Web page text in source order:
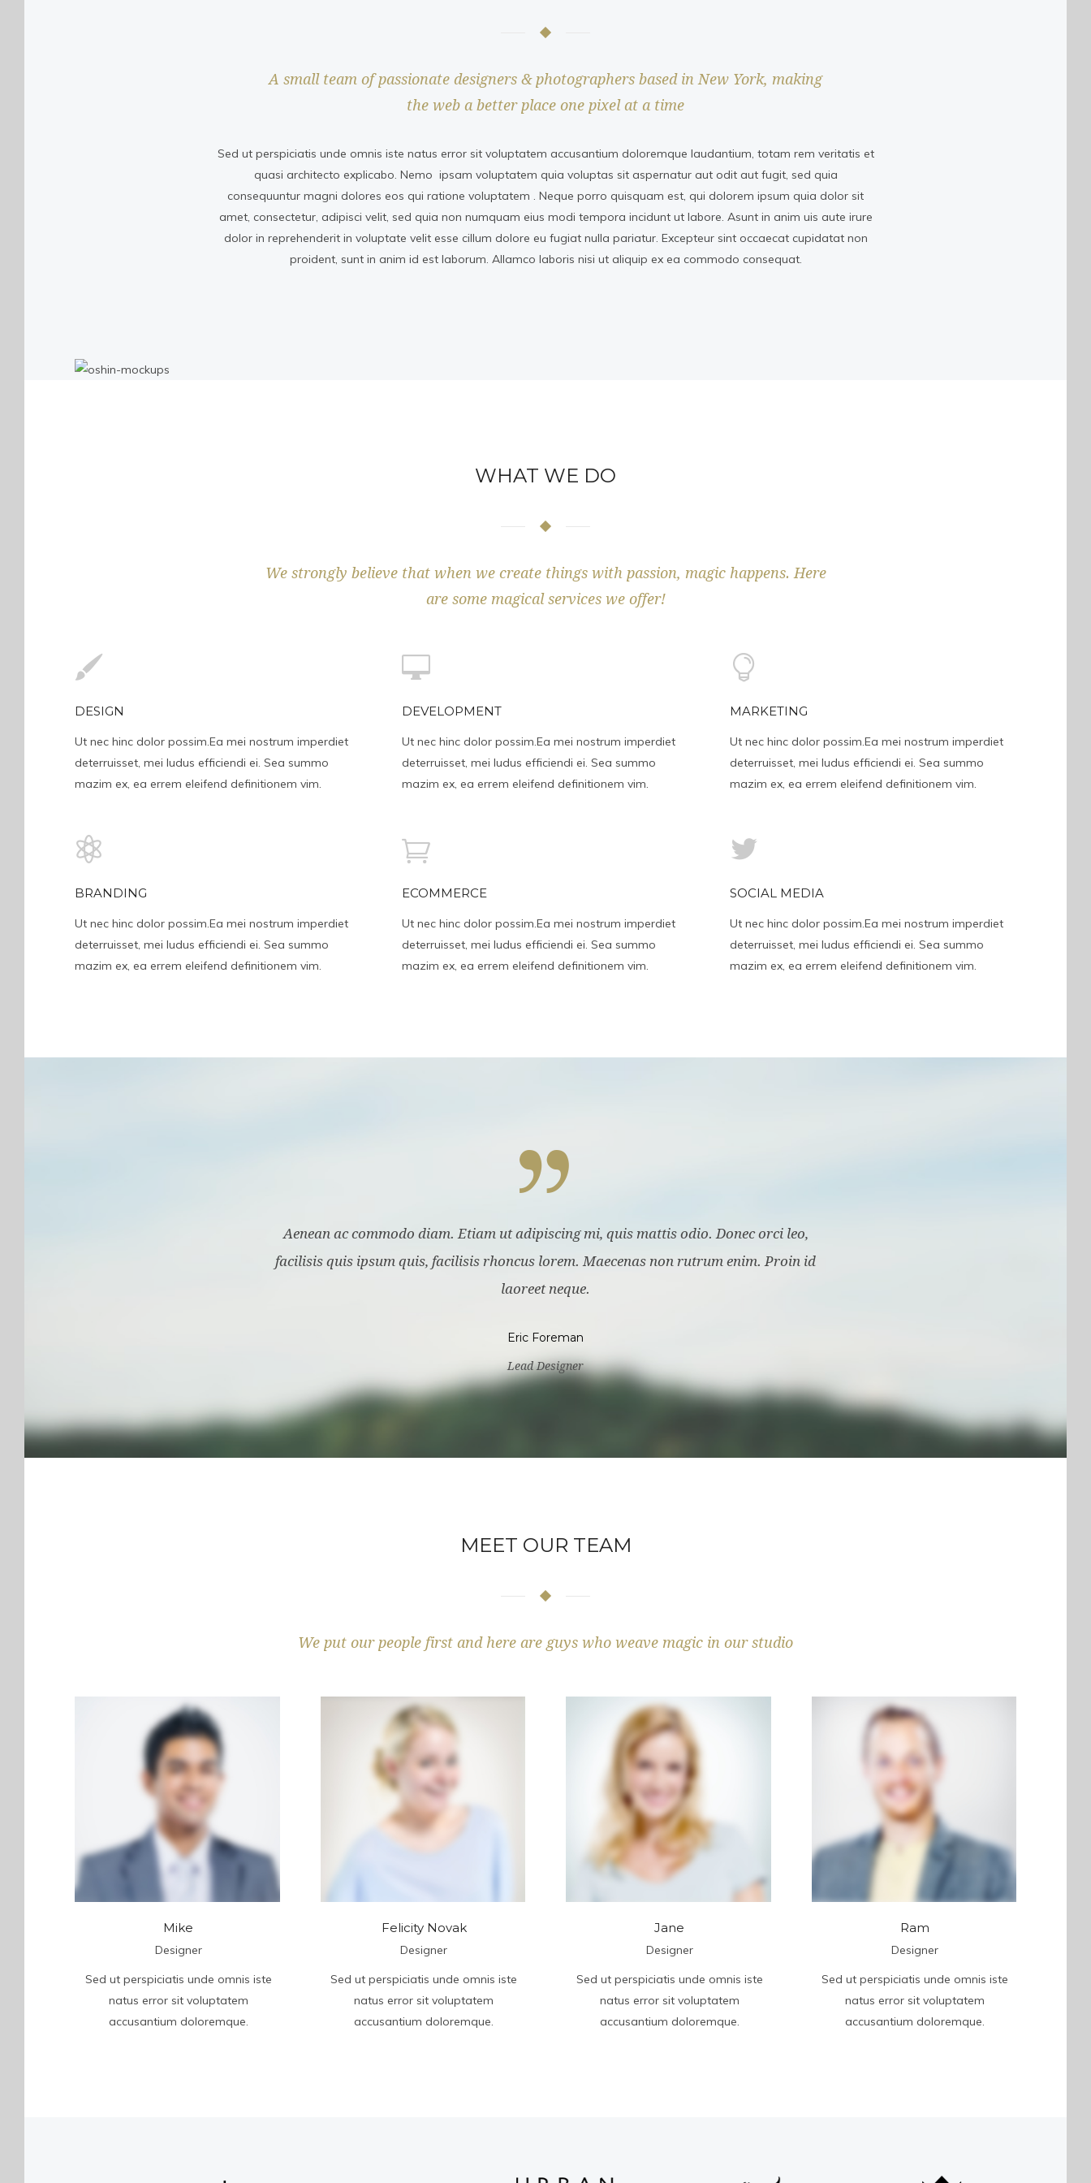
A small team of passionate designers & photographers based in New York, making
the web a better place one pixel at a time
Sed ut perspiciatis unde omnis iste natus error sit voluptatem accusantium doloremque laudantium, totam rem veritatis et
quasi architecto explicabo. Nemo ipsam voluptatem quia voluptas sit aspernatur aut odit aut fugit, sed quia
consequuntur magni dolores eos qui ratione voluptatem . Neque porro quisquam est, qui dolorem ipsum quia dolor sit
amet, consectetur, adipisci velit, sed quia non numquam eius modi tempora incidunt ut labore. Asunt in anim uis aute irure
dolor in reprehenderit in voluptate velit esse cillum dolore eu fugiat nulla pariatur. Excepteur sint occaecat cupidatat non
proident, sunt in anim id est laborum. Allamco laboris nisi ut aliquip ex ea commodo consequat.
WHAT WE DO
We strongly believe that when we create things with passion, magic happens. Here
are some magical services we offer!
DESIGN
Ut nec hinc dolor possim.Ea mei nostrum imperdiet
deterruisset, mei ludus efficiendi ei. Sea summo
mazim ex, ea errem eleifend definitionem vim.
DEVELOPMENT
Ut nec hinc dolor possim.Ea mei nostrum imperdiet
deterruisset, mei ludus efficiendi ei. Sea summo
mazim ex, ea errem eleifend definitionem vim.
MARKETING
Ut nec hinc dolor possim.Ea mei nostrum imperdiet
deterruisset, mei ludus efficiendi ei. Sea summo
mazim ex, ea errem eleifend definitionem vim.
BRANDING
Ut nec hinc dolor possim.Ea mei nostrum imperdiet
deterruisset, mei ludus efficiendi ei. Sea summo
mazim ex, ea errem eleifend definitionem vim.
ECOMMERCE
Ut nec hinc dolor possim.Ea mei nostrum imperdiet
deterruisset, mei ludus efficiendi ei. Sea summo
mazim ex, ea errem eleifend definitionem vim.
SOCIAL MEDIA
Ut nec hinc dolor possim.Ea mei nostrum imperdiet
deterruisset, mei ludus efficiendi ei. Sea summo
mazim ex, ea errem eleifend definitionem vim.
Aenean ac commodo diam. Etiam ut adipiscing mi, quis mattis odio. Donec orci leo,
facilisis quis ipsum quis, facilisis rhoncus lorem. Maecenas non rutrum enim. Proin id
laoreet neque.
Eric Foreman
Lead Designer
MEET OUR TEAM
We put our people first and here are guys who weave magic in our studio
Mike
Designer
Sed ut perspiciatis unde omnis iste
natus error sit voluptatem
accusantium doloremque.
Felicity Novak
Designer
Sed ut perspiciatis unde omnis iste
natus error sit voluptatem
accusantium doloremque.
Jane
Designer
Sed ut perspiciatis unde omnis iste
natus error sit voluptatem
accusantium doloremque.
Ram
Designer
Sed ut perspiciatis unde omnis iste
natus error sit voluptatem
accusantium doloremque.